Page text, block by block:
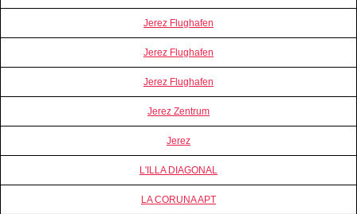
Jerez Flughafen
Jerez Flughafen
Jerez Flughafen
Jerez Zentrum
Jerez
L'ILLA DIAGONAL
LA CORUNA APT